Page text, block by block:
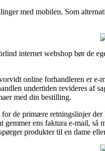
med mobilen. Som
internet webshop bør de
online forhandleren er
undertiden revideres af
med din bestilling.
de primære retningslinjer
gemmer ens faktura e-mail,
produkter til en dame